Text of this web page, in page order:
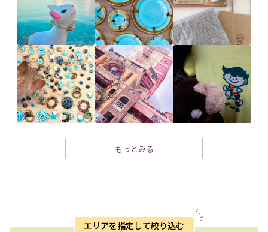
もっとみる
エリアを指定して絞り込む